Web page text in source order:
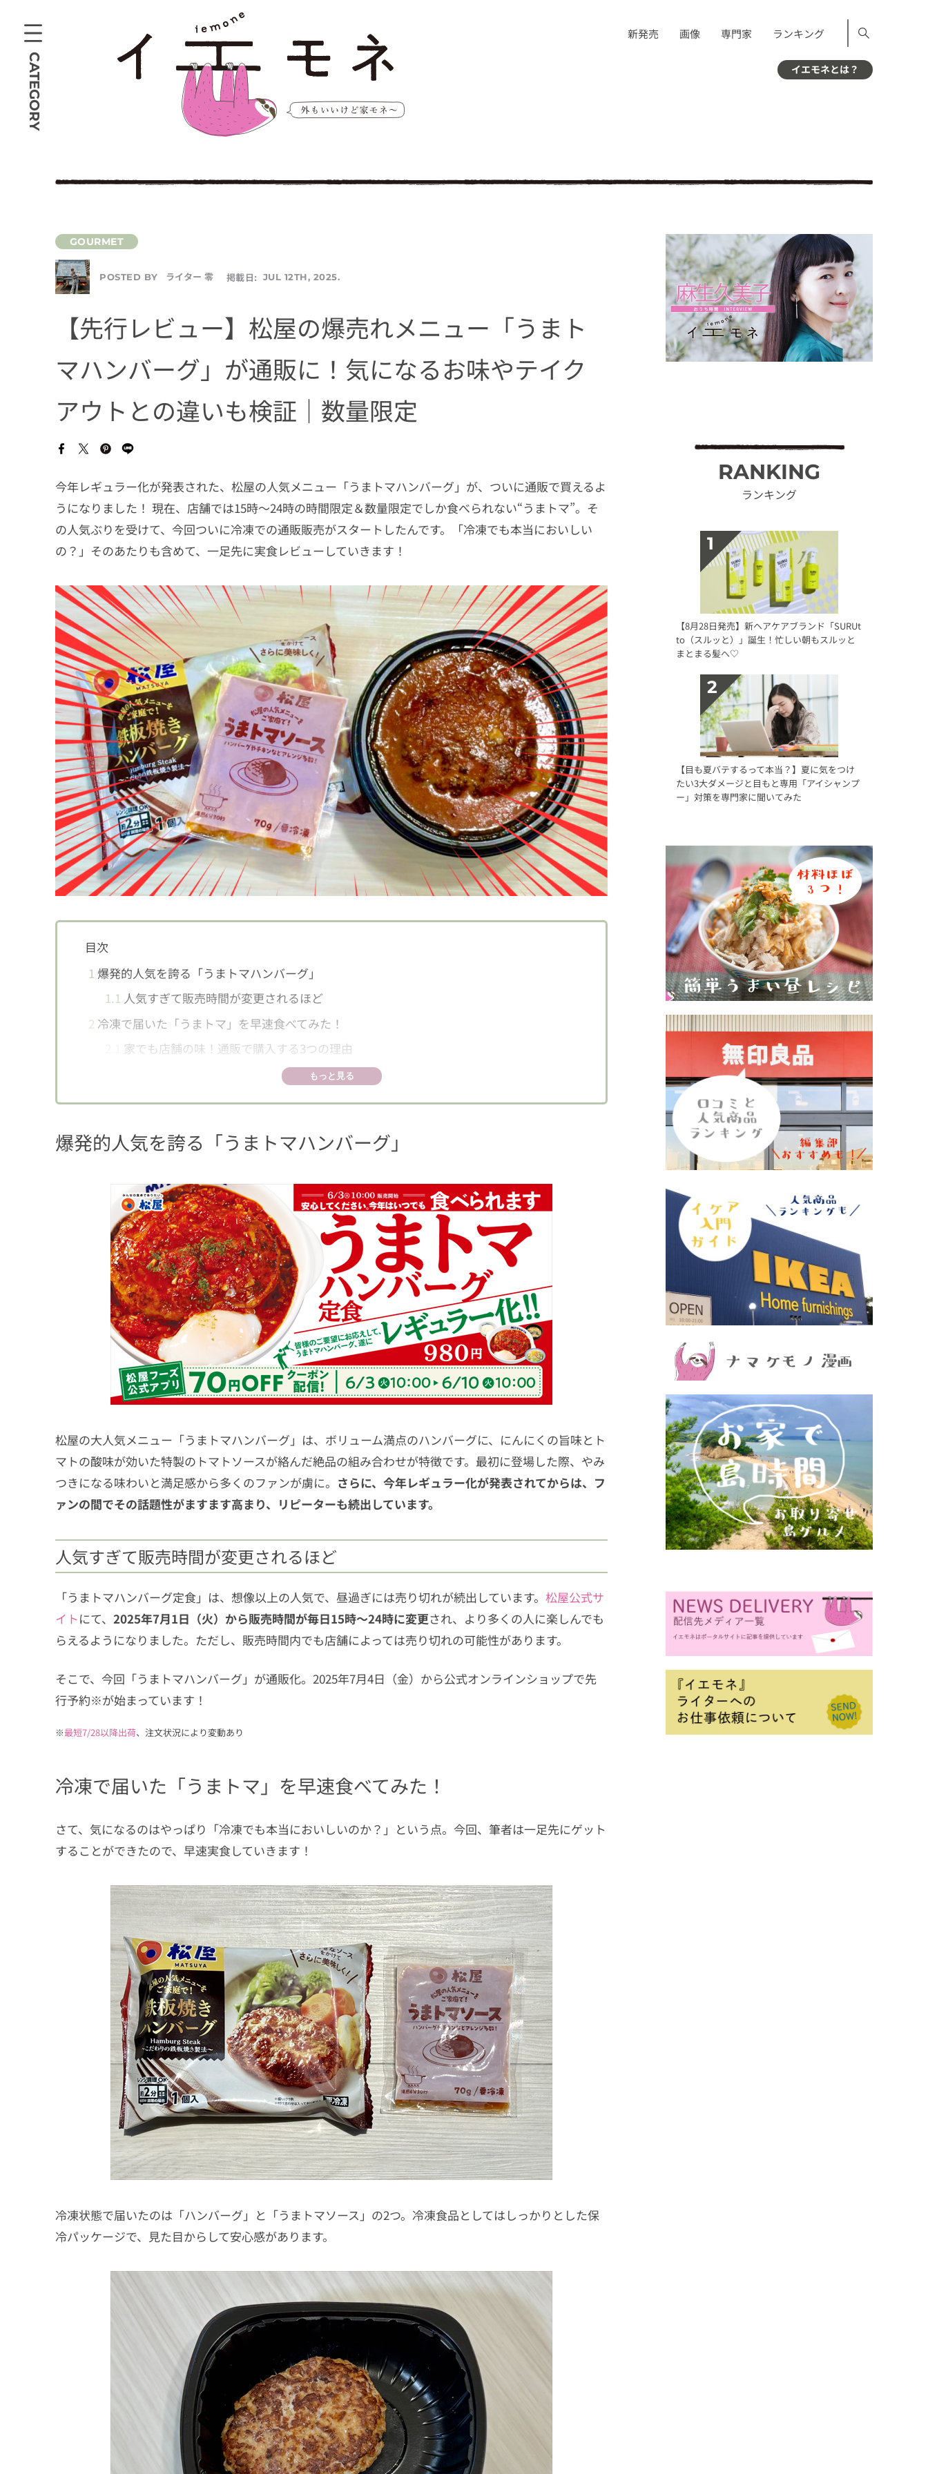
CATEGORY
新発売 画像 専門家 ランキング
イエモネとは？
POSTED BY ライター 零 掲載日: JUL 12TH, 2025.
【先行レビュー】松屋の爆売れメニュー「うまト
マハンバーグ」が通販に！気になるお味やテイク
アウトとの違いも検証｜数量限定
今年レギュラー化が発表された、松屋の人気メニュー「うまトマハンバーグ」が、ついに通販で買えるよ
うになりました！ 現在、店舗では15時〜24時の時間限定＆数量限定でしか食べられない“うまトマ”。そ
の人気ぶりを受けて、今回ついに冷凍での通販販売がスタートしたんです。「冷凍でも本当においしい
の？」そのあたりも含めて、一足先に実食レビューしていきます！
目次
1 爆発的人気を誇る「うまトマハンバーグ」
1.1 人気すぎて販売時間が変更されるほど
2 冷凍で届いた「うまトマ」を早速食べてみた！
家でも店舗の味！通販で購入する3つの理由
どこで買える？購入方法と販売情報まとめもっと見る
爆発的人気を誇る「うまトマハンバーグ」
松屋の大人気メニュー「うまトマハンバーグ」は、ボリューム満点のハンバーグに、にんにくの旨味とト
マトの酸味が効いた特製のトマトソースが絡んだ絶品の組み合わせが特徴です。最初に登場した際、やみ
つきになる味わいと満足感から多くのファンが虜に。 さらに、今年レギュラー化が発表されてからは、フ
ァンの間でその話題性がますます高まり、リピーターも続出しています。
人気すぎて販売時間が変更されるほど
「うまトマハンバーグ定食」は、想像以上の人気で、昼過ぎには売り切れが続出しています。 松屋公式サ
イトにて、 2025年7月1日（火）から販売時間が毎日15時〜24時に変更され、より多くの人に楽しんでも
らえるようになりました。ただし、販売時間内でも店舗によっては売り切れの可能性があります。
そこで、今回「うまトマハンバーグ」が通販化。2025年7月4日（金）から公式オンラインショップで先
行予約※が始まっています！
※最短7/28以降出荷、注文状況により変動あり
冷凍で届いた「うまトマ」を早速食べてみた！
さて、気になるのはやっぱり「冷凍でも本当においしいのか？」という点。今回、筆者は一足先にゲット
することができたので、早速実食していきます！
冷凍状態で届いたのは「ハンバーグ」と「うまトマソース」の2つ。冷凍食品としてはしっかりとした保
冷パッケージで、見た目からして安心感があります。
RANKING
ランキング
【8月28日発売】新ヘアケアブランド「SURUt
to（スルッと）」誕生！忙しい朝もスルッと
まとまる髪へ♡
【目も夏バテするって本当？】夏に気をつけ
たい3大ダメージと目もと専用「アイシャンプ
ー」対策を専門家に聞いてみた